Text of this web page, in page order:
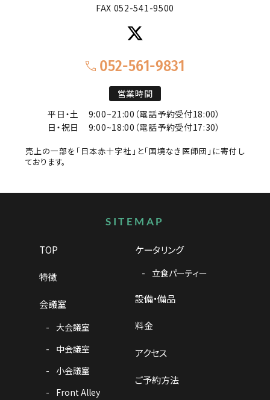
FAX 052-541-9500
052-561-9831
営業時間
平日・土
9:00~21:00（電話予約受付18:00）
日・祝日
9:00~18:00（電話予約受付17:30）
売上の一部を「日本赤十字社」と「国境なき医師団」に寄付し
ております。
サイトマップ
SITEMAP
TOP
特徴
会議室
大会議室
中会議室
小会議室
Front Alley
ケータリング
立食パーティー
設備・備品
料金
アクセス
ご予約方法